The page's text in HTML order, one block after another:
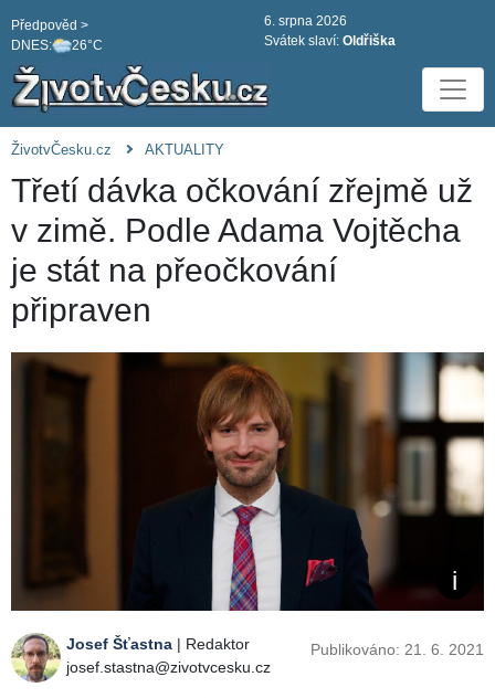
DNES: 26°C
Předpověd >
6. srpna 2026
Svátek slaví: Oldřiška
ŽivotvČesku.cz AKTUALITY
Třetí dávka očkování zřejmě už
v zimě. Podle Adama Vojtěcha
je stát na přeočkování
připraven
Josef Šťastna | Redaktor
josef.stastna@zivotvcesku.cz
Publikováno: 21. 6. 2021